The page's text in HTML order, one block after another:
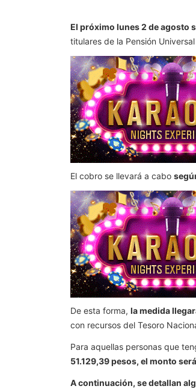
El próximo lunes 2 de agosto
titulares de la Pensión
El cobro se llevará a cabo
De esta forma, la medida
con recursos del Tesoro
Para aquellas personas que
51.129,39 pesos, el monto
A continuación, se detallan